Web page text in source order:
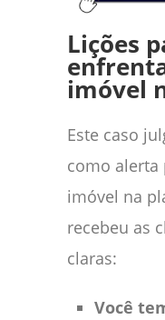
Lições
imóvel
Este caso
como alerta
imóvel na
recebeu as
claras:
Você